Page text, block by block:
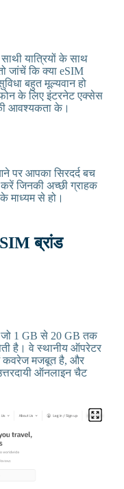
यात्रियों के साथ
जांचें कि क्या eSIM
बहुत मूल्यवान हो
के लिए इंटरनेट एक्सेस
आवश्यकता के।
पर आपका सिरदर्द बच
जिनकी अच्छी ग्राहक
माध्यम से हो।
ब्रांड
जो 1 GB से 20 GB तक
है। वे स्थानीय ऑपरेटर
कवरेज मजबूत है, और
ऑनलाइन चैट